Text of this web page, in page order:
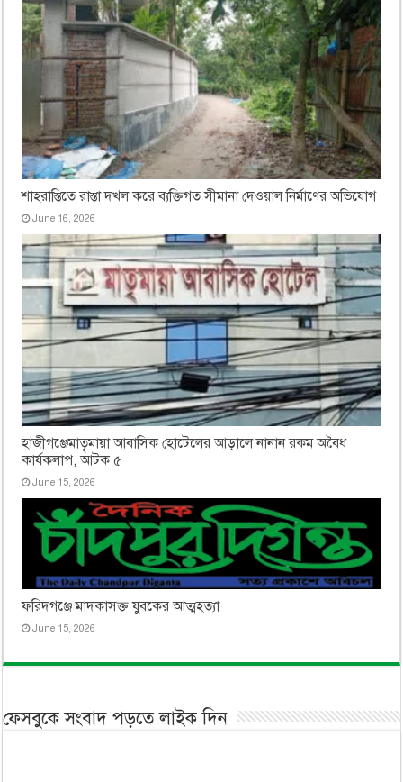
শাহরাস্তিতে রাস্তা দখল করে ব্যক্তিগত সীমানা দেওয়াল নির্মাণের অভিযোগ
June 16, 2026
হাজীগঞ্জেমাতৃমায়া আবাসিক হোটেলের আড়ালে নানান রকম অবৈধ
কার্যকলাপ, আটক ৫
June 15, 2026
ফরিদগঞ্জে মাদকাসক্ত যুবকের আত্মহত্যা
June 15, 2026
ফেসবুকে সংবাদ পড়তে লাইক দিন